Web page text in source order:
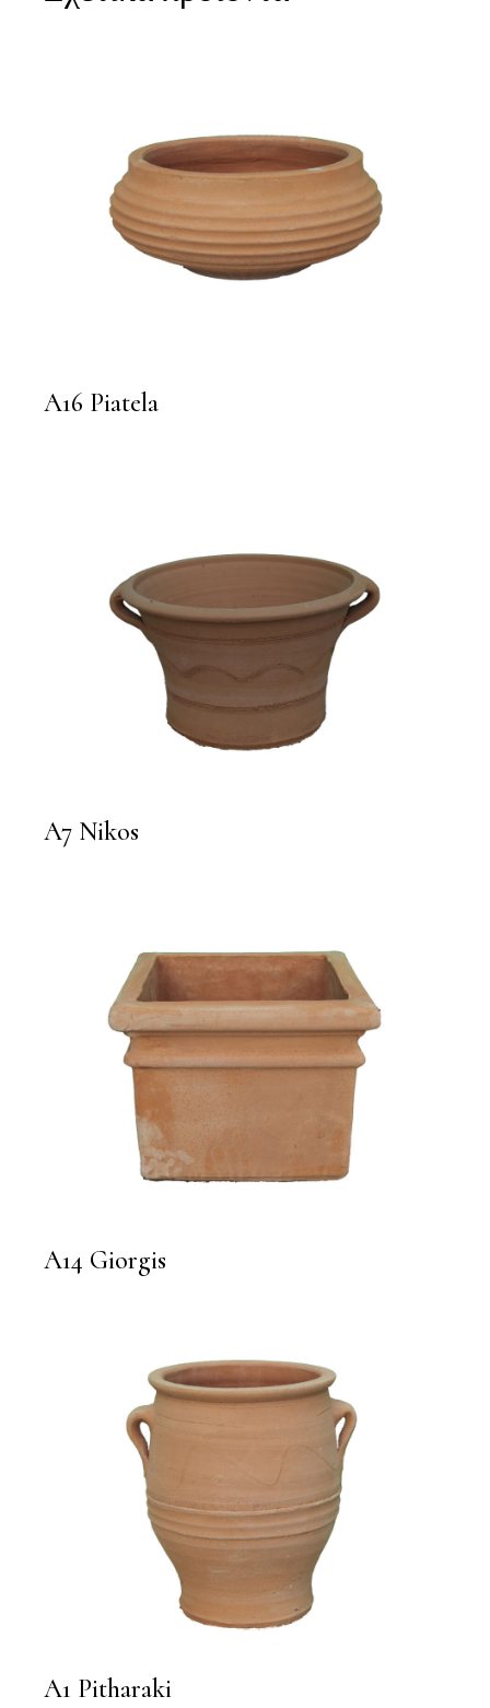
A16 Piatela
A7 Nikos
A14 Giorgis
A1 Pitharaki